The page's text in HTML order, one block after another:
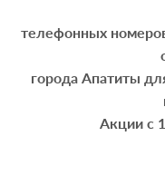
телефонных
города Апатиты
Акции с